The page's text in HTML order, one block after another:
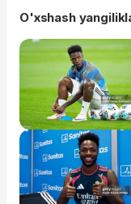
O'xshash